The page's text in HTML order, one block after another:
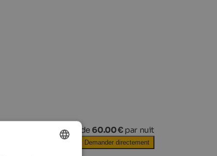
à partir de 60.00 € par nuit
Demander directement